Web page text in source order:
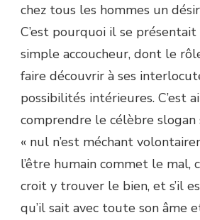
chez tous les hommes un
C’est pourquoi il se
simple accoucheur, dont le
faire découvrir à ses
possibilités intérieures. C’est
comprendre le célèbre slogan
« nul n’est méchant
l’être humain commet le mal,
croit y trouver le bien, et s’il
qu’il sait avec toute son âme